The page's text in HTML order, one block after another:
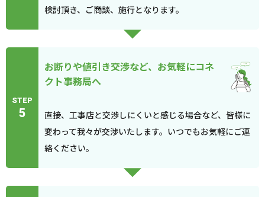
検討頂き、ご商談、施行となります。
STEP
5
お断りや値引き交渉など、お気軽にコネ
クト事務局へ
直接、工事店と交渉しにくいと感じる場合など、皆様に
変わって我々が交渉いたします。いつでもお気軽にご連
絡ください。